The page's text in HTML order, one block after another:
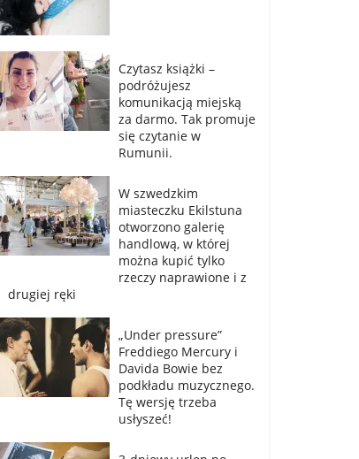
Czytasz książki –
podróżujesz
komunikacją miejską
za darmo. Tak promuje
się czytanie w
Rumunii.
W szwedzkim
miasteczku Ekilstuna
otworzono galerię
handlową, w której
można kupić tylko
rzeczy naprawione i z
drugiej ręki
„Under pressure”
Freddiego Mercury i
Davida Bowie bez
podkładu muzycznego.
Tę wersję trzeba
usłyszeć!